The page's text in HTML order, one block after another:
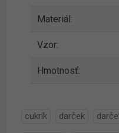
Materiál:
Vzor:
Hmotnosť:
cukrík darček